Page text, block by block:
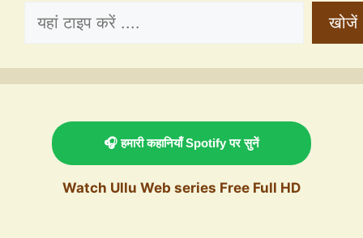
खोजें
🎧 हमारी कहानियाँ Spotify पर सुनें
Watch Ullu Web series Free Full HD